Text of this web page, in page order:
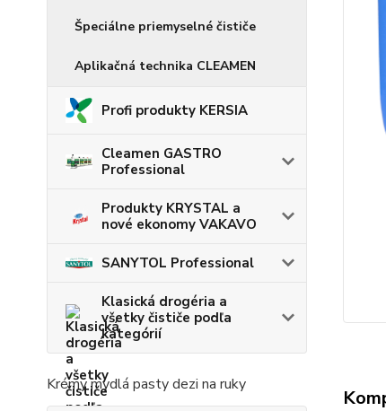
Špeciálne priemyselné čističe
Aplikačná technika CLEAMEN
Profi produkty KERSIA
Cleamen GASTRO
Professional
Produkty KRYSTAL a
nové ekonomy VAKAVO
SANYTOL Professional
Klasická drogéria a
všetky čističe podľa
kategórií
Krémy mydlá pasty dezi na ruky